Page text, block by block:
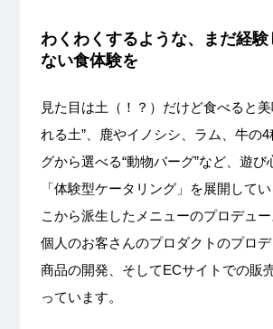
わくわくするような、まだ経
ない食体験を
見た目は土（！？）だけど食べると美
れる土”、鹿やイノシシ、ラム、牛の
グから選べる“動物バーグ”など、遊び
「体験型ケータリング」を展開して
こから派生したメニューのプロデュ
個人のお客さんのプロダクトのプロ
商品の開発、そしてECサイトでの販
っています。